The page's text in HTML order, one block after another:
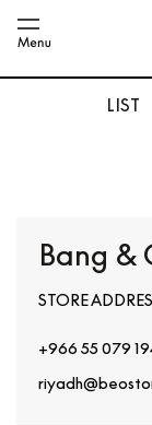
LIST
Bang &
STORE
+966 55 079